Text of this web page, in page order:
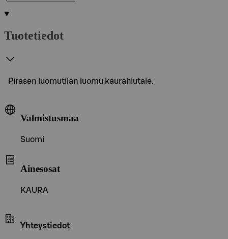
Tuotetiedot
Pirasen luomutilan luomu kaurahiutale.
Valmistusmaa
Suomi
Ainesosat
KAURA
Yhteystiedot